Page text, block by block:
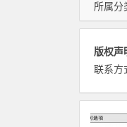
所属分
版权声
联系方